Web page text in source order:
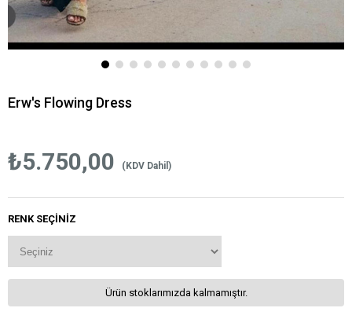
Erw's Flowing Dress
₺5.750,00 (KDV Dahil)
RENK SEÇINIZ
Ürün stoklarımızda kalmamıştır.